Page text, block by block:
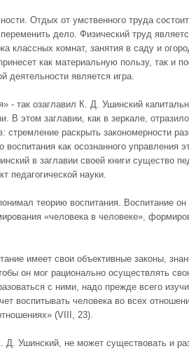
Отдых от умственного труда
дело. Физический труд
классных комнат, занятия в саду и
как материальную пользу, так и
деятельности является игра.
- так озаглавил К. Д. Ушинский
В этом заглавии, как в зеркале,
стремление раскрыть закономерности
воспитания как осоз­нанного управления
в заглавии своей книги существо
педа­гогической науки.
теорию вос­питания. Воспитание он
«человека в человеке»,
имеет свои объективные законы,
он мог рационально осуществлять
с ними, надо прежде всего
воспитывать человека во всех
(VIII, 23).
Д. Ушинский, не может существовать и